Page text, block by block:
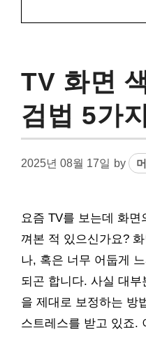
TV 화면
검법 5가지
2025년 08월 17일 by
요즘 TV를 보는데 화면
껴본 적 있으신가요?
나, 혹은 너무 어둡게
되곤 합니다. 사실 대
을 제대로 보정하는 방
스트레스를 받고 있죠.